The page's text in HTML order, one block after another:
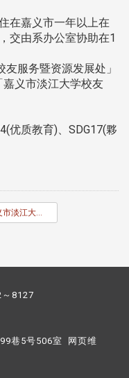
在嘉义市一年以上在
交由系办公室协助在1
服务暨资源发展处」
嘉义市淡江大学校友
优质教育)、SDG17(夥
附件2_嘉义市淡江大学校友会校友奖助学金申请书.pdf
8127
巷5号506室 网页维